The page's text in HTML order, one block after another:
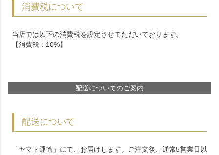
消費税について
当店では以下の消費税を設定させてただいております。
【消費税：10%】
配送についてのご案内
配送について
「ヤマト運輸」にて、お届けします。ご注文後、通常5営業日以